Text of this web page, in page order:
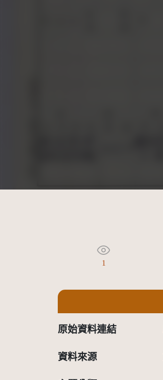
1
原始資料連結
資料來源